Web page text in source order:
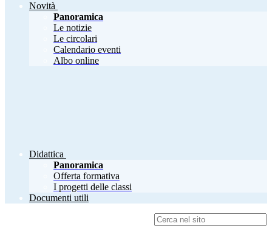
Novità
Panoramica
Le notizie
Le circolari
Calendario eventi
Albo online
Didattica
Panoramica
Offerta formativa
I progetti delle classi
Documenti utili